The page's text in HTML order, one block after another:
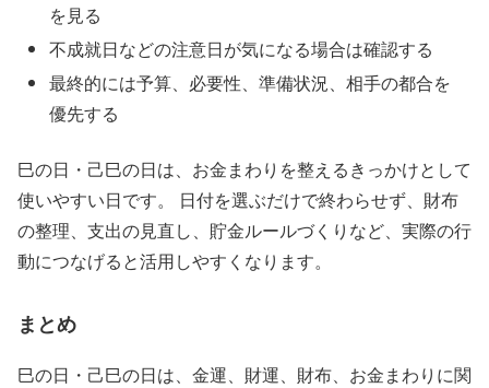
を見る
不成就日などの注意日が気になる場合は確認する
最終的には予算、必要性、準備状況、相手の都合を
優先する
巳の日・己巳の日は、お金まわりを整えるきっかけとして
使いやすい日です。 日付を選ぶだけで終わらせず、財布
の整理、支出の見直し、貯金ルールづくりなど、実際の行
動につなげると活用しやすくなります。
まとめ
巳の日・己巳の日は、金運、財運、財布、お金まわりに関